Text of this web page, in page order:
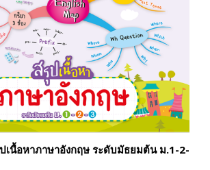
เนื้อหาภาษาอังกฤษ ระดับมัธยมต้น ม.1-2-